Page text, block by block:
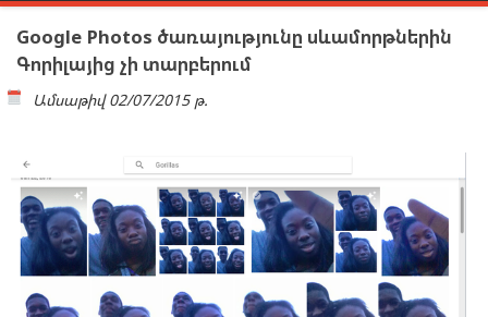
Google Photos ծառայությունը սևամորթներին
Գորիլայից չի տարբերում
Ամսաթիվ 02/07/2015 թ.